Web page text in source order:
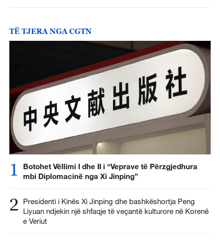
TË TJERA NGA CGTN
1
Botohet Vëllimi I dhe II i “Veprave të Përzgjedhura
mbi Diplomacinë nga Xi Jinping”
2
Presidenti i Kinës Xi Jinping dhe bashkëshortja Peng
Liyuan ndjekin një shfaqje të veçantë kulturore në Korenë
e Veriut